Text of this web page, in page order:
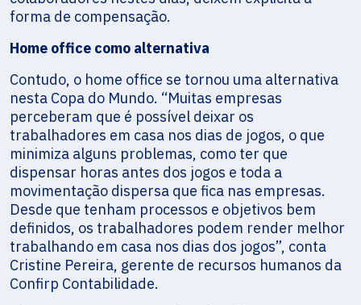
forma de compensação.
Home office como alternativa
Contudo, o home office se tornou uma alternativa
nesta Copa do Mundo. “Muitas empresas
perceberam que é possível deixar os
trabalhadores em casa nos dias de jogos, o que
minimiza alguns problemas, como ter que
dispensar horas antes dos jogos e toda a
movimentação dispersa que fica nas empresas.
Desde que tenham processos e objetivos bem
definidos, os trabalhadores podem render melhor
trabalhando em casa nos dias dos jogos”, conta
Cristine Pereira, gerente de recursos humanos da
Confirp Contabilidade.